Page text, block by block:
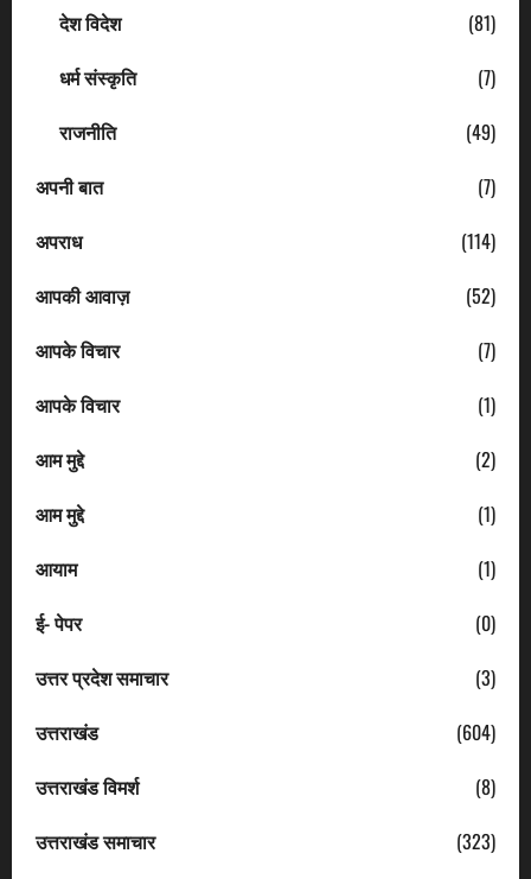
देश विदेश
(81)
धर्म संस्कृति
(7)
राजनीति
(49)
अपनी बात
(7)
अपराध
(114)
आपकी आवाज़
(52)
आपके विचार
(7)
आपके विचार
(1)
आम मुद्दे
(2)
आम मुद्दे
(1)
आयाम
(1)
ई- पेपर
(0)
उत्तर प्रदेश समाचार
(3)
उत्तराखंड
(604)
उत्तराखंड विमर्श
(8)
उत्तराखंड समाचार
(323)